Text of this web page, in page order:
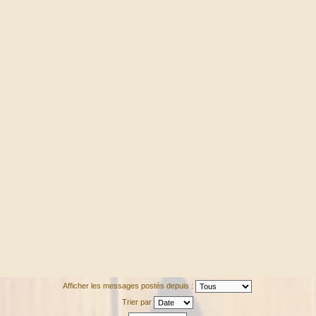
Afficher les messages postés depuis :
Trier par